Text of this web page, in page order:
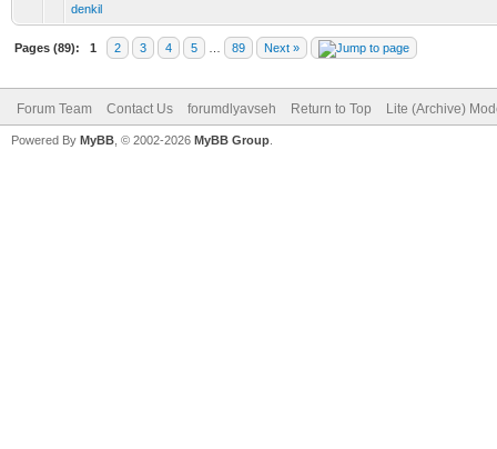
denkil
Pages (89): 1 2 3 4 5 89 Next »
Forum Team Contact Us forumdlyavseh Return to Top Lite (Archive)
Powered By MyBB , © 2002-2026 MyBB Group